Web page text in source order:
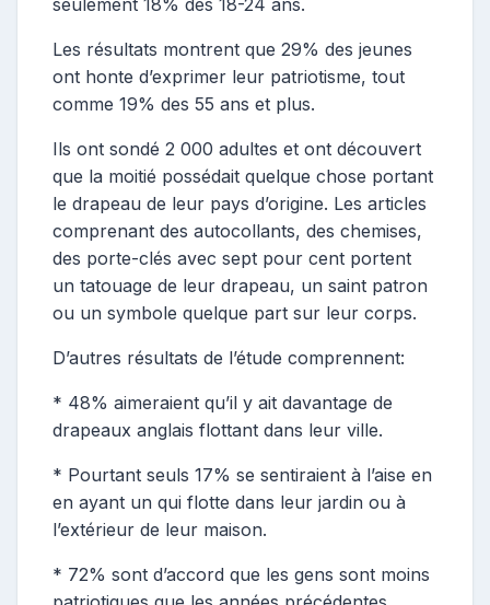
seulement 18% des 18-24 ans.
Les résultats montrent que 29% des jeunes
ont honte d’exprimer leur patriotisme, tout
comme 19% des 55 ans et plus.
Ils ont sondé 2 000 adultes et ont découvert
que la moitié possédait quelque chose portant
le drapeau de leur pays d’origine. Les articles
comprenant des autocollants, des chemises,
des porte-clés avec sept pour cent portent
un tatouage de leur drapeau, un saint patron
ou un symbole quelque part sur leur corps.
D’autres résultats de l’étude comprennent:
* 48% aimeraient qu’il y ait davantage de
drapeaux anglais flottant dans leur ville.
* Pourtant seuls 17% se sentiraient à l’aise en
en ayant un qui flotte dans leur jardin ou à
l’extérieur de leur maison.
* 72% sont d’accord que les gens sont moins